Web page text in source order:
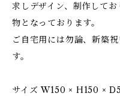
求しデザイン、制作して
物となっております。
ご自宅用には勿論、新築
す。
サイズ W150 × H150 ×